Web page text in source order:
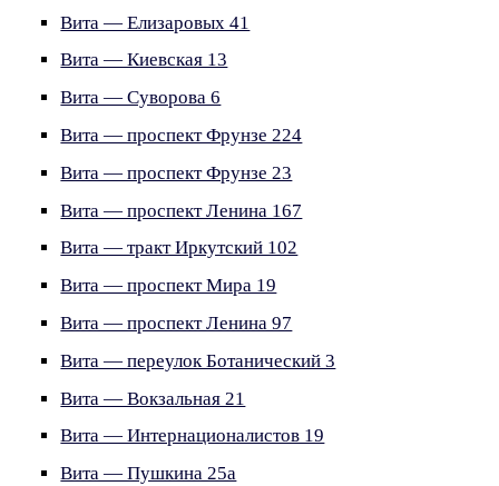
Вита — Елизаровых 41
Вита — Киевская 13
Вита — Суворова 6
Вита — проспект Фрунзе 224
Вита — проспект Фрунзе 23
Вита — проспект Ленина 167
Вита — тракт Иркутский 102
Вита — проспект Мира 19
Вита — проспект Ленина 97
Вита — переулок Ботанический 3
Вита — Вокзальная 21
Вита — Интернационалистов 19
Вита — Пушкина 25а